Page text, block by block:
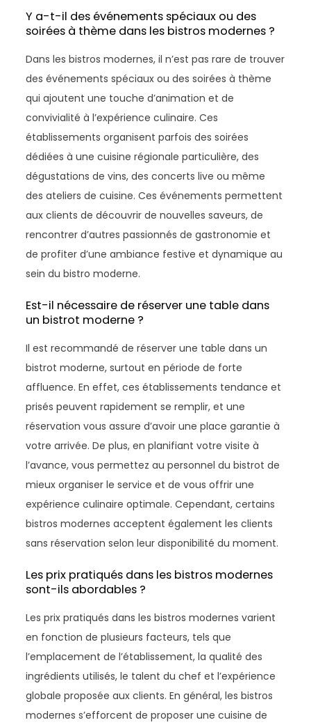
Y a-t-il des événements spéciaux ou des
soirées à thème dans les bistros modernes ?
Dans les bistros modernes, il n’est pas rare de trouver
des événements spéciaux ou des soirées à thème
qui ajoutent une touche d’animation et de
convivialité à l’expérience culinaire. Ces
établissements organisent parfois des soirées
dédiées à une cuisine régionale particulière, des
dégustations de vins, des concerts live ou même
des ateliers de cuisine. Ces événements permettent
aux clients de découvrir de nouvelles saveurs, de
rencontrer d’autres passionnés de gastronomie et
de profiter d’une ambiance festive et dynamique au
sein du bistro moderne.
Est-il nécessaire de réserver une table dans
un bistrot moderne ?
Il est recommandé de réserver une table dans un
bistrot moderne, surtout en période de forte
affluence. En effet, ces établissements tendance et
prisés peuvent rapidement se remplir, et une
réservation vous assure d’avoir une place garantie à
votre arrivée. De plus, en planifiant votre visite à
l’avance, vous permettez au personnel du bistrot de
mieux organiser le service et de vous offrir une
expérience culinaire optimale. Cependant, certains
bistros modernes acceptent également les clients
sans réservation selon leur disponibilité du moment.
Les prix pratiqués dans les bistros modernes
sont-ils abordables ?
Les prix pratiqués dans les bistros modernes varient
en fonction de plusieurs facteurs, tels que
l’emplacement de l’établissement, la qualité des
ingrédients utilisés, le talent du chef et l’expérience
globale proposée aux clients. En général, les bistros
modernes s’efforcent de proposer une cuisine de